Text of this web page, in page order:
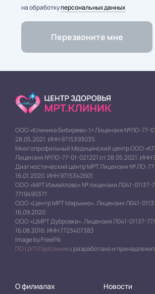
на обработкуперсональных данных
ООО «Клиника Бибирево-1» Лицензия №ЛО-77-
28.05.2021. ИНН 9715393035
Многопрофильный Медицинский центр ООО
Лицензия №ЛО-77-01-021221 от 28.05.2021. ИНН
Диагностический центр МРТ Лицензия № ЛО-
16.01.2020. ИНН 9715342601
ООО «МРТ Измайлово» № лицензии Л041-01137-
7719490371
ООО «Центр МРТ Марьино». Лицензия Л041-
16.09.2020
ООО «ЦМРТ Дубровка». Лицензия Л041-01137-
16.08.2016. ИНН 7723407383
Image by FreePik
ПО ЦУП ГорКлиника разработано и
О филиалах
Новости